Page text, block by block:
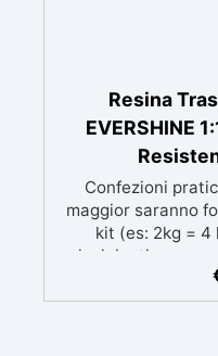
Resina
EVERSHINE
Confezioni
maggior saranno
kit (es: 2kg = 4
principianti: a
inizia. Sempre
brillante e